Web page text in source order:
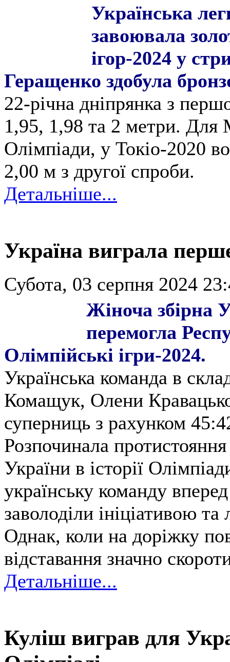
Українська
завоювала
ігор-2024 у
Геращенко здобула
22-річна дніпрянка з
1,95, 1,98 та 2 метри. Для
Олімпіади, у Токіо-2020
2,00 м з другої спроби.
Детальніше...
Україна виграла
Субота, 03 серпня 2024
Жіноча збірна
перемогла
Олімпійські ігри-2024.
Українська команда в
Комащук, Олени
суперниць з рахунком
Розпочинала
України в історії
українську команду
заволоділи ініціативою
Однак, коли на доріжку
відставання значно
Детальніше...
Куліш виграв для